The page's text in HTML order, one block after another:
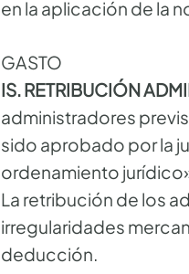
en la aplicación de la
GASTO
IS. RETRIBUCIÓN
administradores
sido aprobado por la
ordenamiento
La retribución de los
irregularidades
deducción.